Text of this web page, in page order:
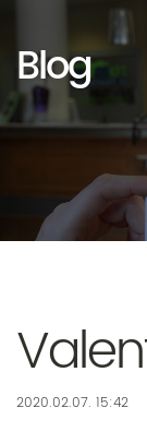
Blog
2020.02.07. 15:42